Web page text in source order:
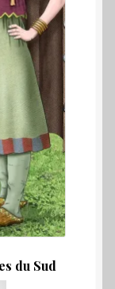
du Sud